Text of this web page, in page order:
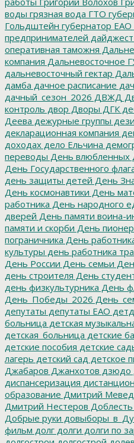
воды грязная вода ГТО
Гольдштейн губернатор ЕАО
предпринимателей дайджест
оперативная таможня
компания Дальневосточное
дальневосточный гектар
дамба дачное расписание
дачный_сезон_2026 ДВЖД
контроль двор Дворы ДГК
Деева дежурные группы
декларационная компания
доходах дело Ельчина
переводы День влюбленных
День Государственного
день защиты детей День
День космонавтики День
работника День народного
дверей День памяти воина-
памяти и скорби День
пограничника День
культуры день работника
День России День семьи
день строителя День
день физкультурника День
День_Победы_2026
депутаты депутаты ЕАО
больница детская
детская_больница детские
детские пособия детские
лагерь детский сад детское
Джабаров Джанхотов дзюдо
диспансеризация
образование Дмитрий
Дмитрий Нестеров
Добрые руки
фильм долг долги долги по